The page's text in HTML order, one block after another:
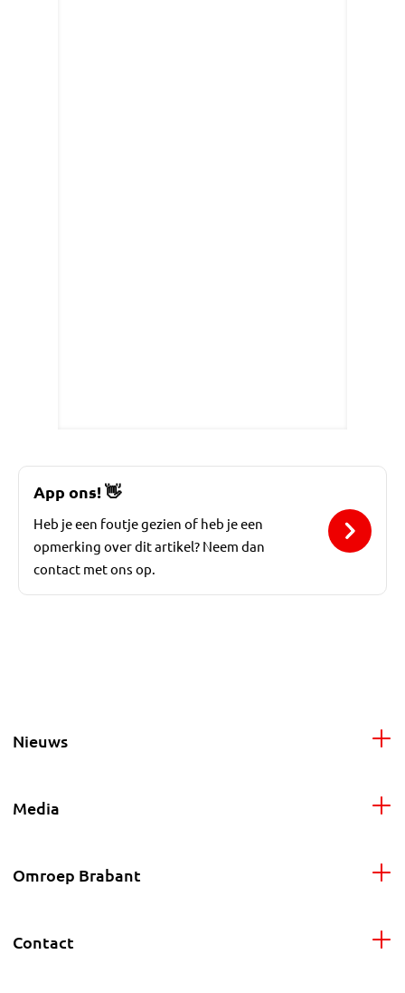
App ons!👋
Heb je een foutje gezien of heb je een
opmerking over dit artikel? Neem dan
contact met ons op.
Nieuws
Media
Omroep Brabant
Contact